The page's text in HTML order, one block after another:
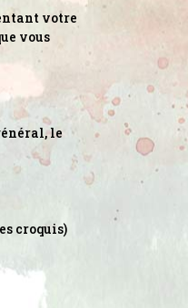
votre
vous
le
croquis)